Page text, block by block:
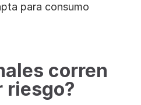
para consumo
corren
riesgo?